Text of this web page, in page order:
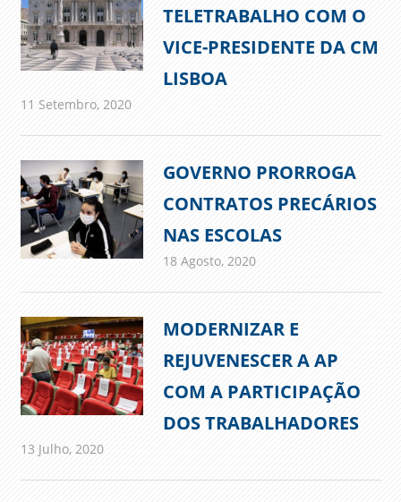
TELETRABALHO COM O
VICE-PRESIDENTE DA CM
LISBOA
11 Setembro, 2020admin
Comunicados
GOVERNO PRORROGA
CONTRATOS PRECÁRIOS
NAS ESCOLAS
18 Agosto, 2020
MODERNIZAR E
REJUVENESCER A AP
COM A PARTICIPAÇÃO
DOS TRABALHADORES
13 Julho, 2020admin
Comunicados